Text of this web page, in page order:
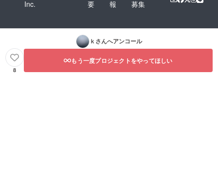
Inc. 要 報 募集
ｋ さんへアンコール
8
もう一度プロジェクトをやってほしい